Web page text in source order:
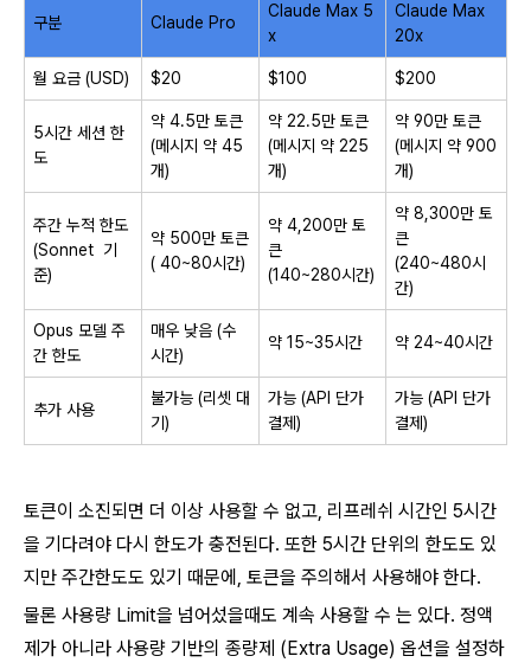
구분 Claude Pro
Claude Max 5
x
Claude Max
20x
월 요금 (USD) $20 $100 $200
5시간 세션 한
도
약 4.5만 토큰
(메시지 약 45
개)
약 22.5만 토큰
(메시지 약 225
개)
약 90만 토큰
(메시지 약 900
개)
주간 누적 한도
(Sonnet 기
준)
약 500만 토큰
( 40~80시간)
약 4,200만 토
큰
(140~280시간)
약 8,300만 토
큰
(240~480시
간)
Opus 모델 주
간 한도
매우 낮음 (수
시간)
약 15~35시간 약 24~40시간
추가 사용
불가능 (리셋 대
기)
가능 (API 단가
결제)
가능 (API 단가
결제)
토큰이 소진되면 더 이상 사용할 수 없고, 리프레쉬 시간인 5시간
을 기다려야 다시 한도가 충전된다. 또한 5시간 단위의 한도도 있
지만 주간한도도 있기 때문에, 토큰을 주의해서 사용해야 한다.
물론 사용량 Limit을 넘어섰을때도 계속 사용할 수 는 있다. 정액
제가 아니라 사용량 기반의 종량제 (Extra Usage) 옵션을 설정하